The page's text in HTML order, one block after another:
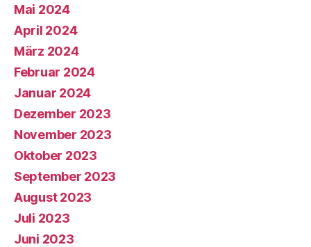
Mai 2024
April 2024
März 2024
Februar 2024
Januar 2024
Dezember 2023
November 2023
Oktober 2023
September 2023
August 2023
Juli 2023
Juni 2023